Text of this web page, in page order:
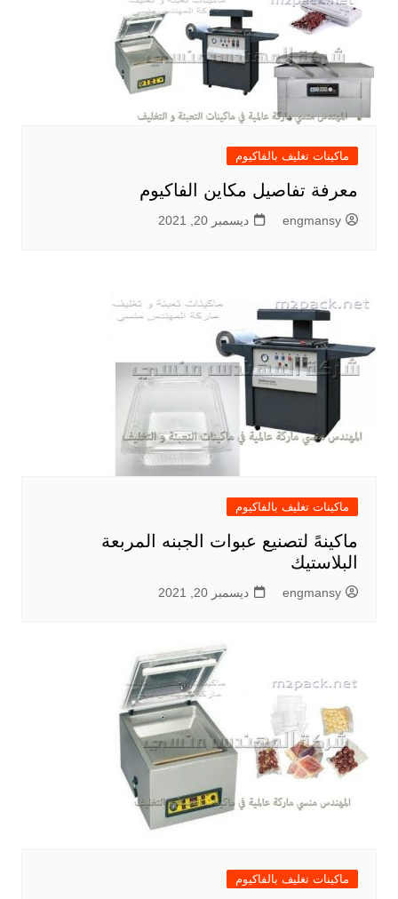
ماكينات تغليف بالفاكيوم
معرفة تفاصيل مكاين الفاكيوم
engmansy ديسمبر 20, 2021
ماكينات تغليف بالفاكيوم
ماكينهً لتصنيع عبوات الجبنه المربعة
البلاستيك
engmansy ديسمبر 20, 2021
ماكينات تغليف بالفاكيوم